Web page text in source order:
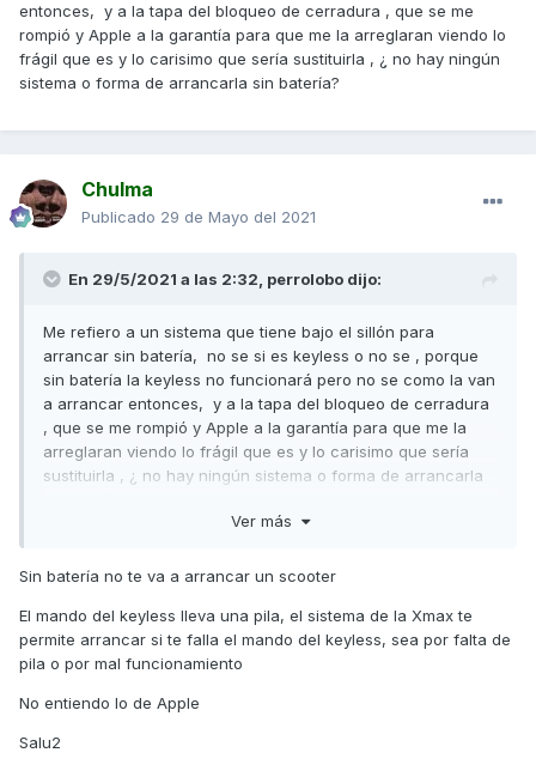
entonces, y a la tapa del bloqueo de cerradura , que se me
rompió y Apple a la garantía para que me la arreglaran viendo lo
frágil que es y lo carisimo que sería sustituirla , ¿ no hay ningún
sistema o forma de arrancarla sin batería?
Chulma
Publicado 29 de Mayo del 2021
En 29/5/2021 a las 2:32, perrolobo dijo:
Me refiero a un sistema que tiene bajo el sillón para
arrancar sin batería, no se si es keyless o no se , porque
sin batería la keyless no funcionará pero no se como la van
a arrancar entonces, y a la tapa del bloqueo de cerradura
, que se me rompió y Apple a la garantía para que me la
arreglaran viendo lo frágil que es y lo carisimo que sería
sustituirla , ¿ no hay ningún sistema o forma de arrancarla
Ver más
Sin batería no te va a arrancar un scooter
El mando del keyless lleva una pila, el sistema de la Xmax te
permite arrancar si te falla el mando del keyless, sea por falta de
pila o por mal funcionamiento
No entiendo lo de Apple
Salu2